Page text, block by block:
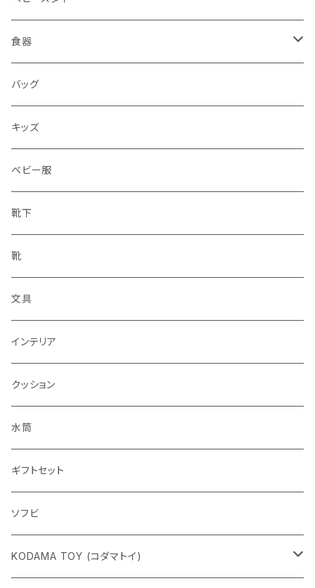
食器
水筒
水筒
バッグ
キッズ
ベビー服
靴下
靴
文具
インテリア
クッション
水筒
ギフトセット
ソフビ
KODAMA TOY (コダマトイ)